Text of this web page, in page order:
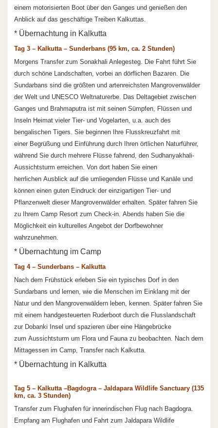
einem motorisierten Boot über den Ganges und genießen den
Anblick auf das geschäftige Treiben Kalkuttas.
* Übernachtung in Kalkutta
Tag 3 – Kalkutta – Sunderbans (95 km, ca. 2 Stunden)
Morgens Transfer zum Sonakhali Anlegesteg. Die Fahrt führt Sie
durch schöne Landschaften, vorbei an dörflichen Bazaren. Die
Sundarbans sind die größten und artenreichsten Mangrovenwälder
der Welt und UNESCO Weltnaturerbe. Das Deltagebiet zwischen
Ganges und Brahmaputra ist mit seinen Sümpfen, Flüssen und
Inseln Heimat vieler Tier- und Vogelarten, u.a. auch des
bengalischen Tigers. Sie beginnen Ihre Flusskreuzfahrt mit
einer Begrüßung und Einführung durch Ihren örtlichen Naturführer,
während Sie durch mehrere Flüsse fahrend, den Sudhanyakhali-
Aussichtsturm erreichen. Von dort haben Sie einen
herrlichen Ausblick auf die umliegenden Flüsse und Kanäle und
können einen guten Eindruck der einzigartigen Tier- und
Pflanzenwelt dieser Mangrovenwälder erhalten. Später fahren Sie
zu Ihrem Camp Resort zum Check-in. Abends haben Sie die
Möglichkeit ein kulturelles Angebot der Dorfbewohner
wahrzunehmen.
* Übernachtung im Camp
Tag 4 – Sunderbans – Kalkutta
Nach dem Frühstück erleben Sie ein typisches Dorf in den
Sundarbans und lernen, wie die Menschen im Einklang mit der
Natur und den Mangrovenwäldern leben, kennen. Später fahren Sie
mit einem handgesteuerten Ruderboot durch die Flusslandschaft
zur Dobanki Insel und spazieren über eine Hängebrücke
zum Aussichtsturm um Flora und Fauna zu beobachten. Nach dem
Mittagessen im Camp, Transfer nach Kalkutta.
* Übernachtung in Kalkutta
Tag 5 – Kalkutta –Bagdogra – Jaldapara Wildlife Sanctuary (135
km, ca. 3 Stunden)
Transfer zum Flughafen für innerindischen Flug nach Bagdogra.
Empfang am Flughafen und Fahrt zum Jaldapara Wildlife